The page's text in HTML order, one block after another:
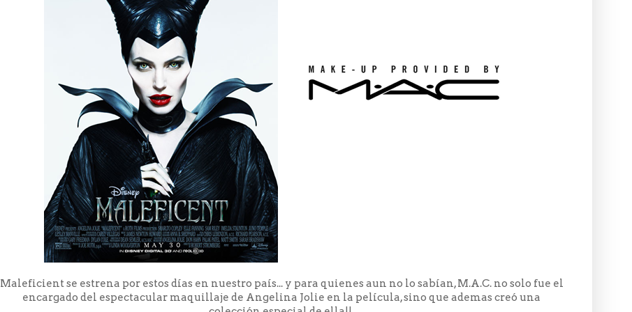
Maleficient se estrena por estos días en nuestro país... y para quienes aun no lo sabían, M.A.C. no solo fue el
encargado del espectacular maquillaje de Angelina Jolie en la película, sino que ademas creó una